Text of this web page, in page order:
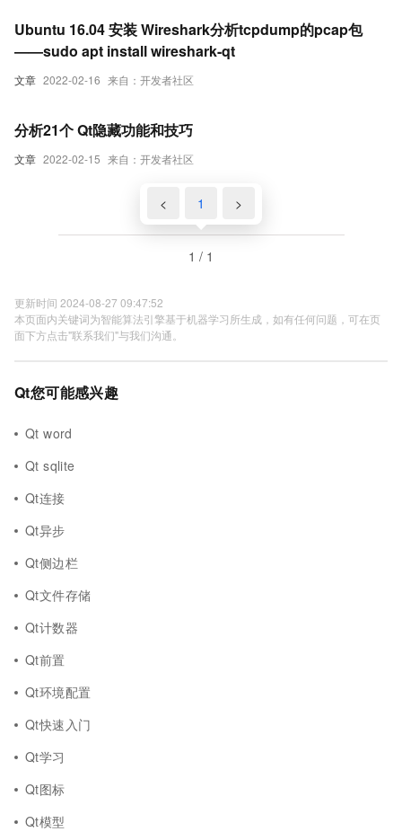
文章 2022-02-16 来自：开发者社区
Ubuntu 16.04 安装 Wireshark分析tcpdump的pcap包
——sudo apt install wireshark-qt
文章 2022-02-15 来自：开发者社区
分析21个 Qt隐藏功能和技巧
< 1 >
1 / 1
更新时间 2024-08-27 09:47:52
本页面内关键词为智能算法引擎基于机器学习所生成，如有任何问题，可在页
面下方点击"联系我们"与我们沟通。
Qt您可能感兴趣
Qt word
Qt sqlite
Qt连接
Qt异步
Qt侧边栏
Qt文件存储
Qt计数器
Qt前置
Qt环境配置
Qt快速入门
Qt学习
Qt图标
Qt模型